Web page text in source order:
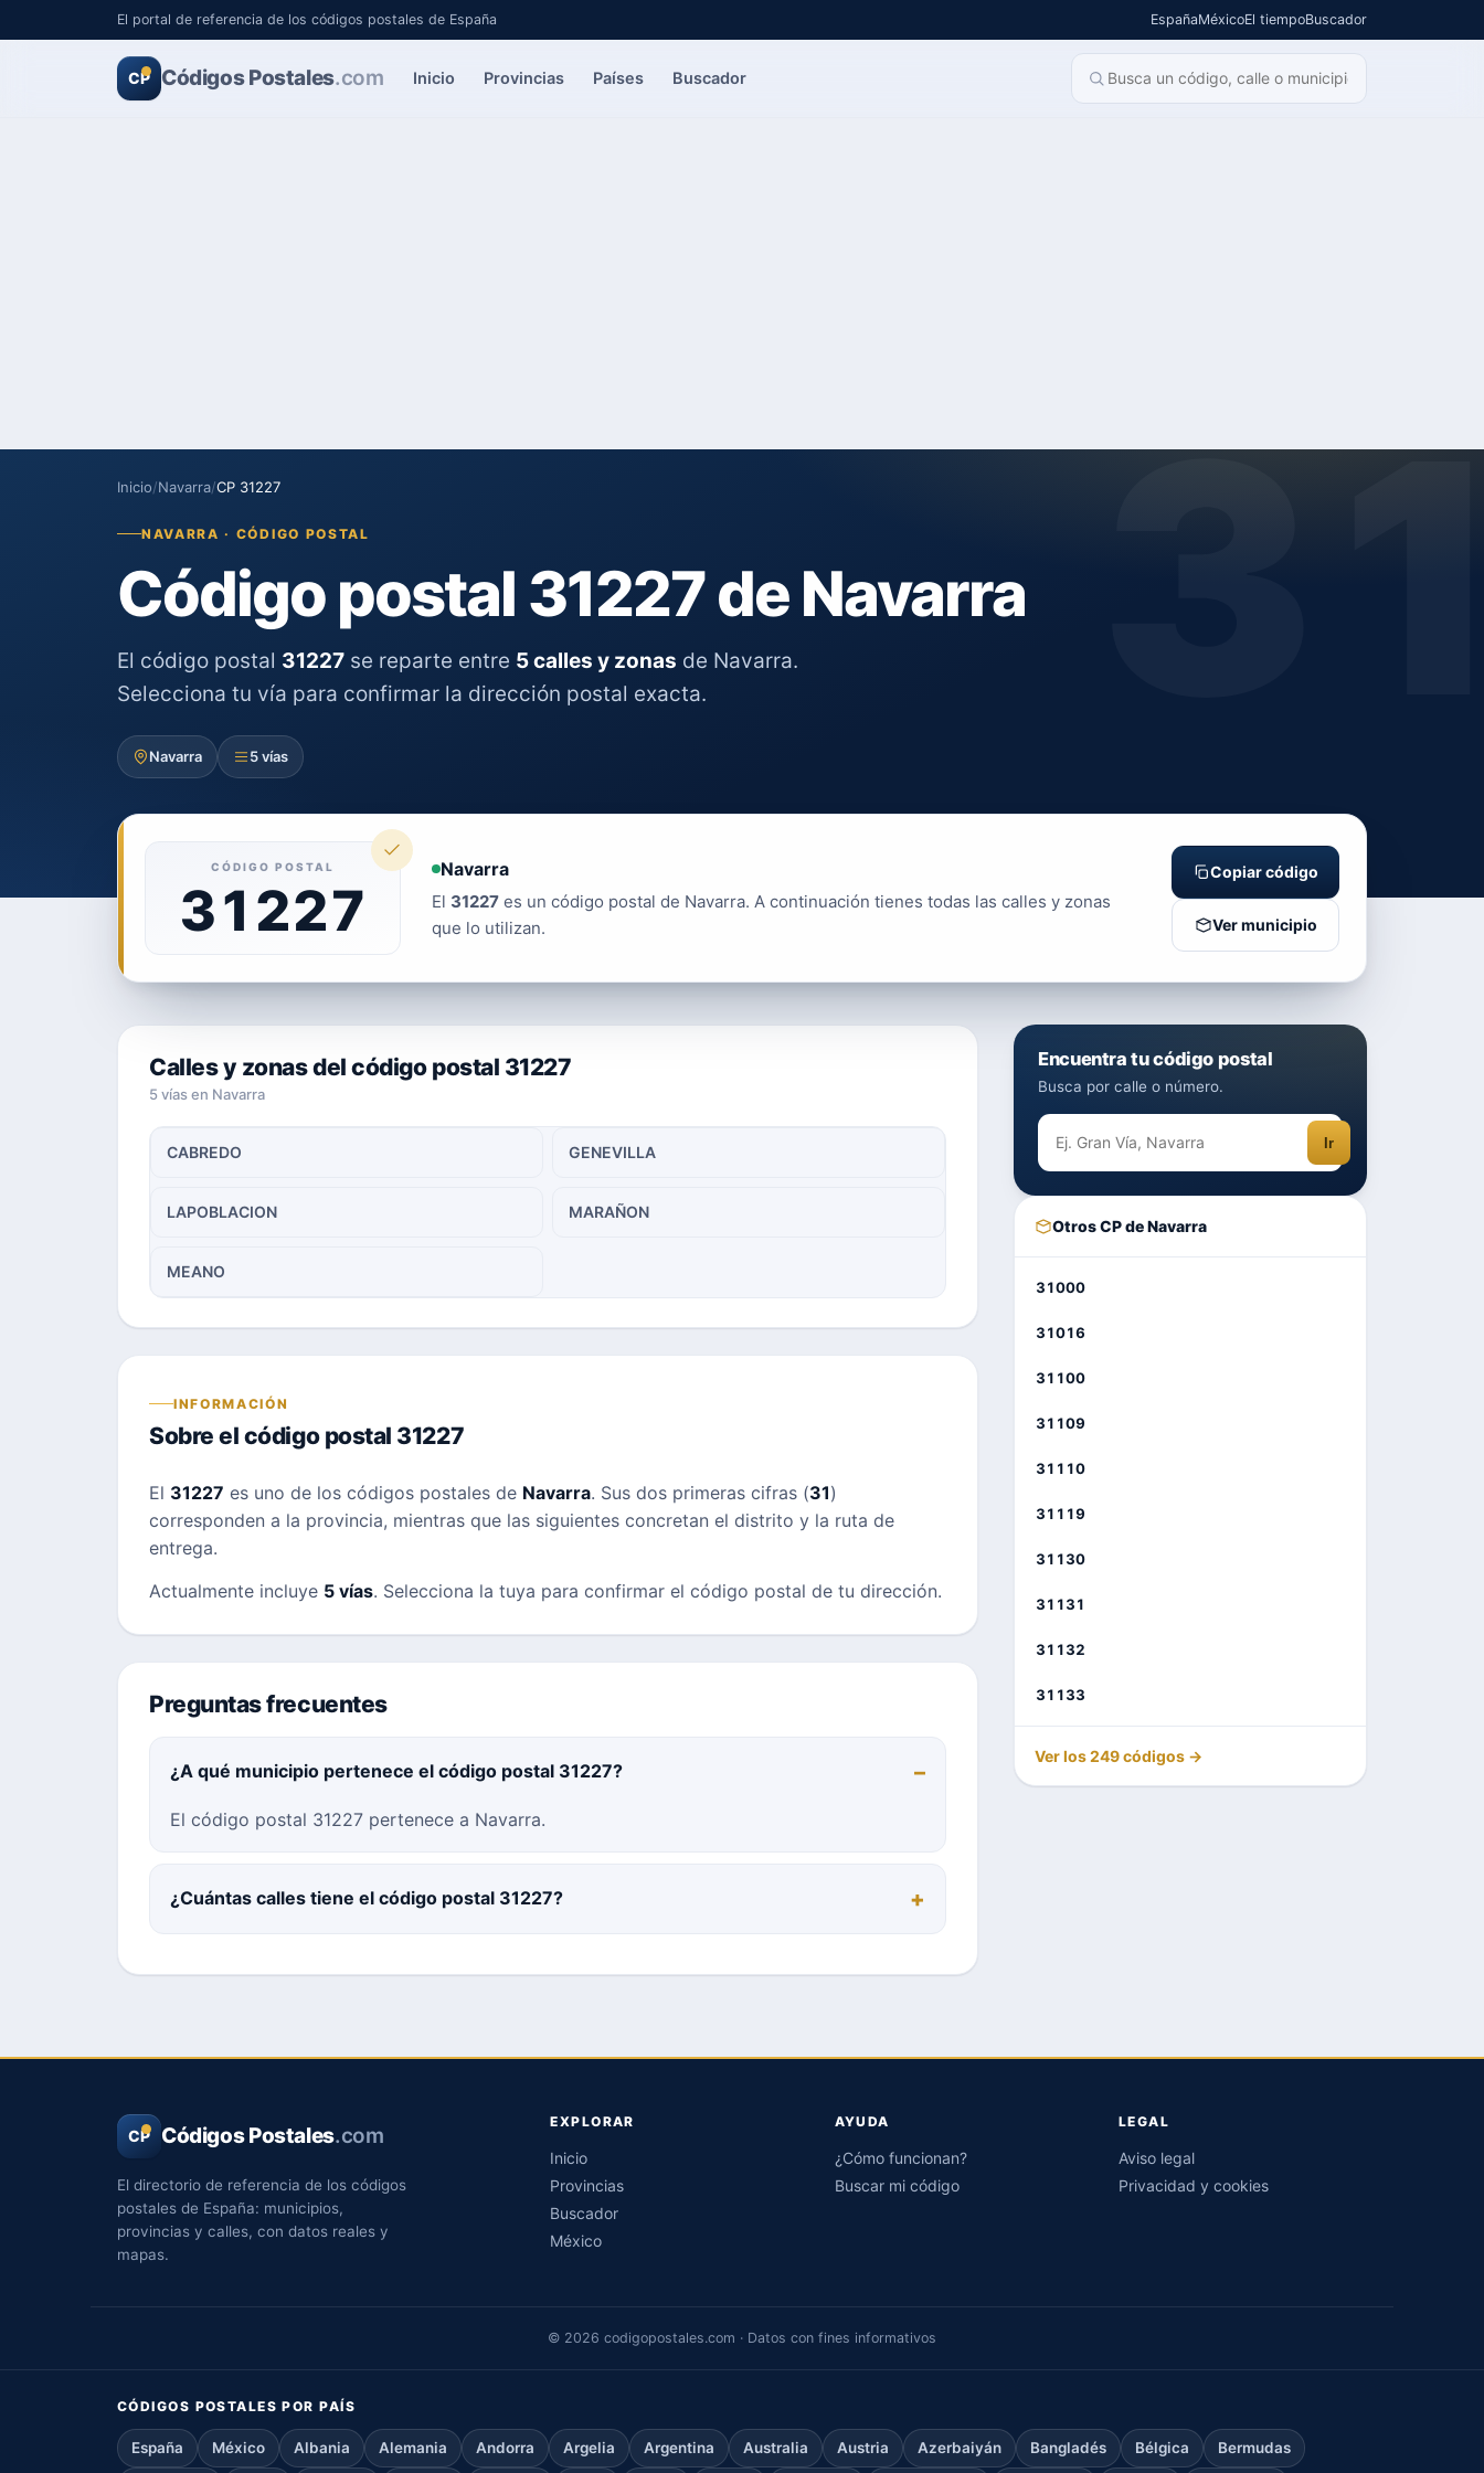
El portal de referencia de los códigos postales de España EspañaMéxicoEl tiempoBuscador
CP Códigos Postales.com Inicio Provincias Países Buscador
Inicio/Navarra/CP 31227
NAVARRA · CÓDIGO POSTAL
Código postal 31227 de Navarra
El código postal 31227 se reparte entre 5 calles y zonas de Navarra.
Selecciona tu vía para confirmar la dirección postal exacta.
Navarra 5 vías
CÓDIGO POSTAL
31227
Navarra
El 31227 es un código postal de Navarra. A continuación tienes todas las calles y zonas
que lo utilizan.
Copiar código
Ver municipio
Calles y zonas del código postal 31227
5 vías en Navarra
CABREDO GENEVILLA
LAPOBLACION MARAÑON
MEANO
INFORMACIÓN
Sobre el código postal 31227
El 31227 es uno de los códigos postales de Navarra. Sus dos primeras cifras (31)
corresponden a la provincia, mientras que las siguientes concretan el distrito y la ruta de
entrega.
Actualmente incluye 5 vías. Selecciona la tuya para confirmar el código postal de tu dirección.
Preguntas frecuentes
¿A qué municipio pertenece el código postal 31227?
El código postal 31227 pertenece a Navarra.
¿Cuántas calles tiene el código postal 31227?
Encuentra tu código postal
Busca por calle o número.
Ir
Otros CP de Navarra
31000
31016
31100
31109
31110
31119
31130
31131
31132
31133
Ver los 249 códigos →
CP Códigos Postales.com
El directorio de referencia de los códigos
postales de España: municipios,
provincias y calles, con datos reales y
mapas.
EXPLORAR
Inicio
Provincias
Buscador
México
AYUDA
¿Cómo funcionan?
Buscar mi código
LEGAL
Aviso legal
Privacidad y cookies
© 2026 codigopostales.com · Datos con fines informativos
CÓDIGOS POSTALES POR PAÍS
España México Albania Alemania Andorra Argelia Argentina Australia Austria Azerbaiyán Bangladés Bélgica Bermudas